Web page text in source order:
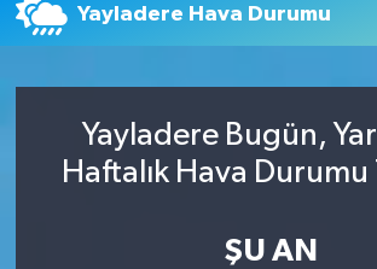
Yayladere Hava Durumu
Yayladere Bugün,
Haftalık Hava Durumu
ŞU AN
Trafik Durumu
Süper Lig Puan Durumu ve
Tüm Manşetler